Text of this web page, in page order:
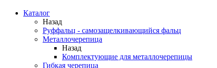
Каталог
Назад
Руффальц - самозащелкивающийся фальц
Металлочерепица
Назад
Комплектующие для металлочерепицы
Гибкая черепица